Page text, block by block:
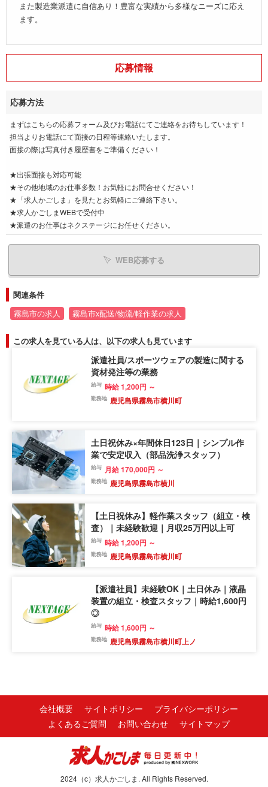
また製造業派遣に自信あり！豊富な実績から多様なニーズに応え
ます。
応募情報
応募方法
まずはこちらの応募フォーム及びお電話にてご連絡をお待ちしています！
担当よりお電話にて面接の日程等連絡いたします。
面接の際は写真付き履歴書をご準備ください！
★出張面接も対応可能
★その他地域のお仕事多数！お気軽にお問合せください！
★「求人かごしま」を見たとお気軽にご連絡下さい。
★求人かごしまWEBで受付中
★派遣のお仕事はネクステージにお任せください。
WEB応募する
関連条件
霧島市の求人 霧島市x配送/物流/軽作業の求人
この求人を見ている人は、以下の求人も見ています
派遣社員/スポーツウェアの製造に関する
資材発注等の業務
給与 時給 1,200円 ～
勤務地 鹿児島県霧島市横川町
土日祝休み×年間休日123日｜シンプル作
業で安定収入（部品洗浄スタッフ）
給与 月給 170,000円 ～
勤務地 鹿児島県霧島市横川
【土日祝休み】軽作業スタッフ（組立・検
査）｜未経験歓迎｜月収25万円以上可
給与 時給 1,200円 ～
勤務地 鹿児島県霧島市横川町
【派遣社員】未経験OK｜土日休み｜液晶
装置の組立・検査スタッフ｜時給1,600円
◎
給与 時給 1,600円 ～
勤務地 鹿児島県霧島市横川町上ノ
会社概要 サイトポリシー
プライバシーポリシー
よくあるご質問
お問い合わせ サイトマップ
2024（c）求人かごしま. All Rights Reserved.